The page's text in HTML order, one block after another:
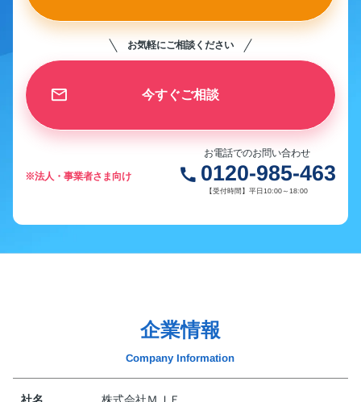
お気軽にご相談ください
今すぐご相談
※法人・事業者さま向け
お電話でのお問い合わせ
call 0120-985-463
【受付時間】平日10:00～18:00
企業情報
Company Information
社名 株式会社ＭＪＥ